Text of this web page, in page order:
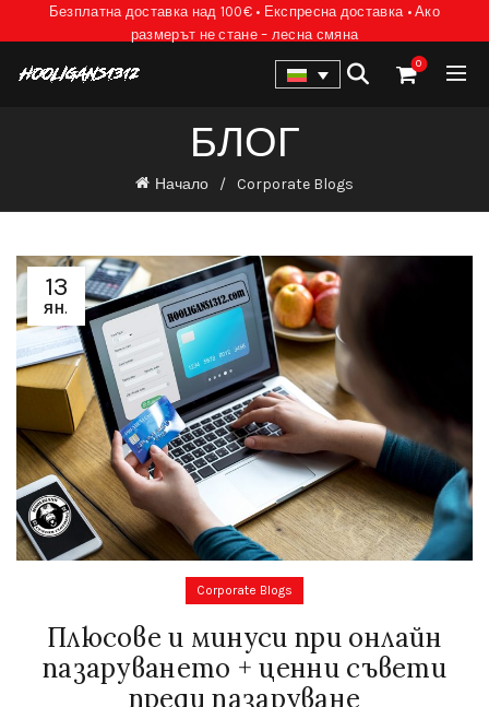
Безплатна доставка над 100€ • Експресна доставка • Ако
размерът не стане – лесна смяна
0
БЛОГ
Начало Corporate Blogs
13
ЯН.
Corporate Blogs
Плюсове и минуси при онлайн
пазаруването + ценни съвети
преди пазаруване